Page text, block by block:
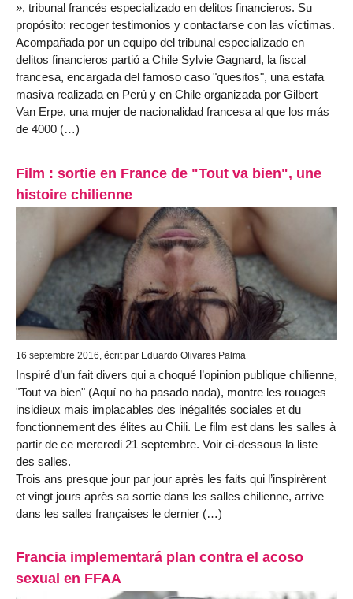
», tribunal francés especializado en delitos financieros. Su
propósito: recoger testimonios y contactarse con las víctimas.
Acompañada por un equipo del tribunal especializado en
delitos financieros partió a Chile Sylvie Gagnard, la fiscal
francesa, encargada del famoso caso "quesitos", una estafa
masiva realizada en Perú y en Chile organizada por Gilbert
Van Erpe, una mujer de nacionalidad francesa al que los más
de 4000 (…)
Film : sortie en France de "Tout va bien", une
histoire chilienne
16 septembre 2016, écrit par Eduardo Olivares Palma
Inspiré d’un fait divers qui a choqué l’opinion publique chilienne,
"Tout va bien" (Aquí no ha pasado nada), montre les rouages
insidieux mais implacables des inégalités sociales et du
fonctionnement des élites au Chili. Le film est dans les salles à
partir de ce mercredi 21 septembre. Voir ci-dessous la liste
des salles.
Trois ans presque jour par jour après les faits qui l’inspirèrent
et vingt jours après sa sortie dans les salles chilienne, arrive
dans les salles françaises le dernier (…)
Francia implementará plan contra el acoso
sexual en FFAA